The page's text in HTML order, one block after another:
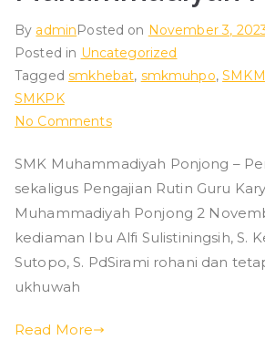
By admin Posted on November 3,
Posted in Uncategorized
Taggedsmkhebat, smkmuhpo,
SMKPK
No Commentson
Rutin
Guru
Karyawan
SMK
Muhammadiyah
SMK Muhammadiyah Ponjong –
sekaligus Pengajian Rutin Guru
Muhammadiyah Ponjong 2
kediaman Ibu Alfi Sulistiningsih, S.
Sutopo, S. PdSirami rohani dan
ukhuwah
Read More